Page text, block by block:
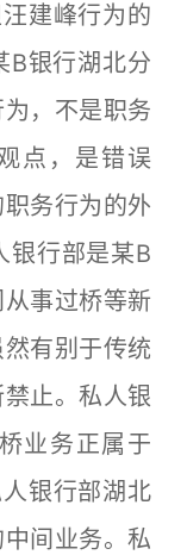
建峰行为的
B银行湖北分
，不是职务
点，是错误
务行为的外
银行部是某B
事过桥等新
有别于传统
止。私人银
业务正属于
银行部湖北
间业务。私